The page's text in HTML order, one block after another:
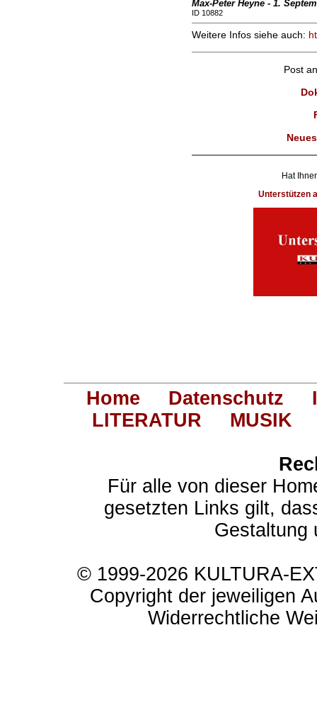
Max-Peter Heyne - 1.
ID 10882
Weitere Infos siehe auch:
Post
Hat
Unterstützen
Home Datenschutz
LITERATUR
MUSIK
Für alle von dieser
gesetzten Links gilt,
Gestaltung
© 1999-2026 KULTURA-
Copyright der jeweiligen
Widerrechtliche